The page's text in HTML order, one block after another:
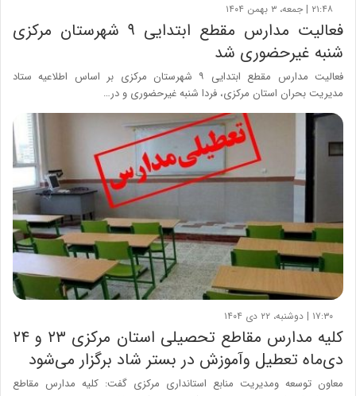
۲۱:۴۸ | جمعه، ۳ بهمن ۱۴۰۴
فعالیت مدارس مقطع ابتدایی ۹ شهرستان مرکزی
شنبه غیرحضوری شد
فعالیت مدارس مقطع ابتدایی ۹ شهرستان مرکزی بر اساس اطلاعیه ستاد
مدیریت بحران استان مرکزی، فردا شنبه غیرحضوری و در…
۱۷:۳۰ | دوشنبه، ۲۲ دی ۱۴۰۴
کلیه مدارس مقاطع تحصیلی استان مرکزی ۲۳ و ۲۴
دی‌ماه تعطیل وآموزش در بستر شاد برگزار می‌شود
معاون توسعه ومدیریت منابع استانداری مرکزی گفت: کلیه مدارس مقاطع